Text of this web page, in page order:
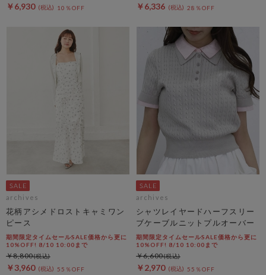
￥6,930 10％OFF ￥6,336 28％OFF
archives
花柄アシメドロストキャミワン
ピース
期間限定タイムセールSALE価格から更に
10%OFF! 8/10 10:00まで
￥3,960 55％OFF
￥8,800
archives
シャツレイヤードハーフスリー
ブケーブルニットプルオーバー
期間限定タイムセールSALE価格から更に
10%OFF! 8/10 10:00まで
￥2,970 55％OFF
￥6,600